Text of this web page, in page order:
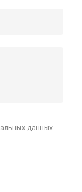
данных